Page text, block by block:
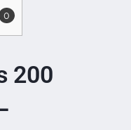
0
200